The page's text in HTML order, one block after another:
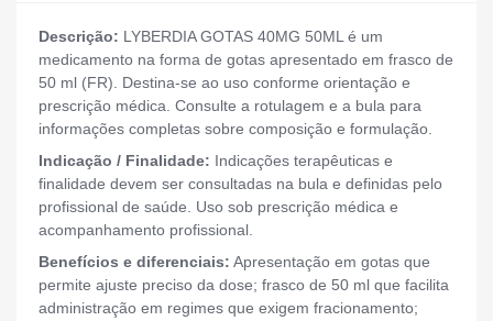
Descrição: LYBERDIA GOTAS 40MG 50ML é um
medicamento na forma de gotas apresentado em frasco de
50 ml (FR). Destina-se ao uso conforme orientação e
prescrição médica. Consulte a rotulagem e a bula para
informações completas sobre composição e formulação.
Indicação / Finalidade: Indicações terapêuticas e
finalidade devem ser consultadas na bula e definidas pelo
profissional de saúde. Uso sob prescrição médica e
acompanhamento profissional.
Benefícios e diferenciais: Apresentação em gotas que
permite ajuste preciso da dose; frasco de 50 ml que facilita
administração em regimes que exigem fracionamento;